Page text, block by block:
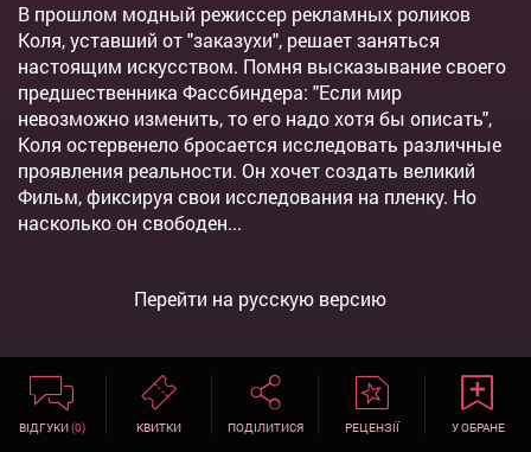
В прошлом модный режиссер рекламных роликов
Коля, уставший от "заказухи", решает заняться
настоящим искусством. Помня высказывание своего
предшественника Фассбиндера: "Если мир
невозможно изменить, то его надо хотя бы описать",
Коля остервенело бросается исследовать различные
проявления реальности. Он хочет создать великий
Фильм, фиксируя свои исследования на пленку. Но
насколько он свободен...
Перейти на русскую версию
ВІДГУКИ(0) КВИТКИ ПОДІЛИТИСЯ РЕЦЕНЗІЇ У ОБРАНЕ